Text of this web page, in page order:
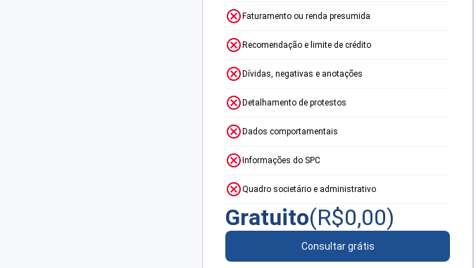
Faturamento ou renda presumida
Recomendação e limite de crédito
Dívidas, negativas e anotações
Detalhamento de protestos
Dados comportamentais
Informações do SPC
Quadro societário e administrativo
Gratuito(R$0,00)
Consultar grátis